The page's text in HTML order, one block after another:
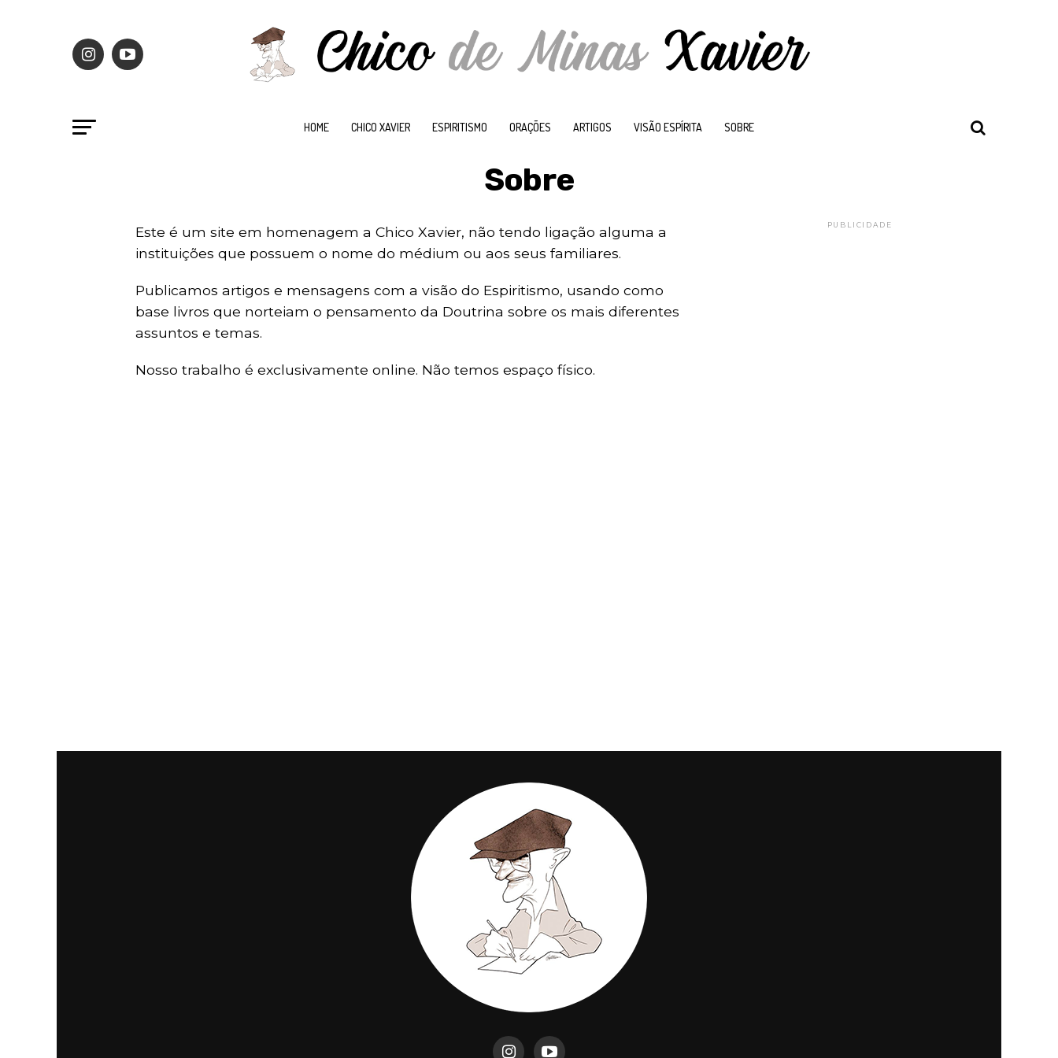
HOME CHICO XAVIER ESPIRITISMO ORAÇÕES ARTIGOS VISÃO ESPÍRITA SOBRE
Sobre
Este é um site em homenagem a Chico Xavier, não tendo ligação alguma a
instituições que possuem o nome do médium ou aos seus familiares.
Publicamos artigos e mensagens com a visão do Espiritismo, usando como
base livros que norteiam o pensamento da Doutrina sobre os mais diferentes
assuntos e temas.
Nosso trabalho é exclusivamente online. Não temos espaço físico.
PUBLICIDADE